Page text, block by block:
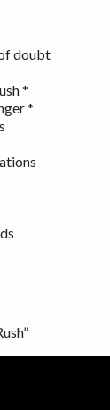
doubt
*
*